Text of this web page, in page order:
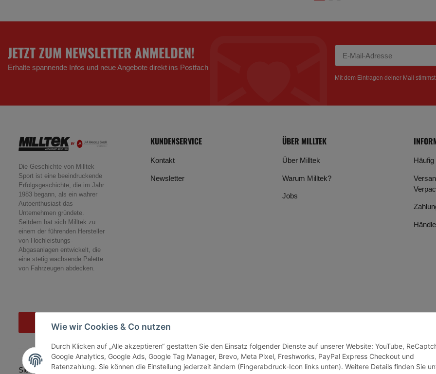
Wie wir Cookies & Co nutzen
Durch Klicken auf „Alle akzeptieren“ gestatten Sie den Einsatz folgender Dienste auf unserer Website: YouTube,
Google Analytics, Google Ads, Google Tag Manager, Brevo, Meta Pixel, Freshworks, PayPal Express Checkout und
Ratenzahlung. Sie können die Einstellung jederzeit ändern (Fingerabdruck-Icon links unten). Weitere Details finden Sie
JETZT ZUM NEWSLETTER ANMELDEN!
Erhalte spannende Infos und neue Angebote direkt ins Postfach
Mit dem Eintragen deiner Mail
Die Geschichte von Milltek
Sport ist eine beeindruckende
Erfolgsgeschichte, die im Jahr
1983 begann, als ein wahrer
Autoenthusiast das
Unternehmen gründete.
Seitdem hat sich Milltek zu
einem der führenden Hersteller
von Hochleistungs-
Abgasanlagen entwickelt, die
eine stetig wachsende Palette
von Fahrzeugen abdecken.
KUNDENSERVICE
Kontakt
Newsletter
ÜBER MILLTEK
Über Milltek
Warum Milltek?
Jobs
Vertrag widerrufen
Sicher bezahlen via: